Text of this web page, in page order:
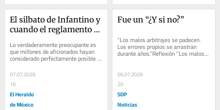
El silbato de Infantino y
cuando el reglamento
Lo verdaderamente preocupante es
que millones de aficionados hayan
considerado perfectamente posible
que hubiese sido una llamada
telefónica desde la...
07.07.2026
10
El Heraldo
de México
Fue un “¿Y si no?”
“Los malos arbitrajes se padecen.
Los errores propios se arrastran
durante años.”Reflexión “Los malos
06.07.2026
20
SDP
Noticias